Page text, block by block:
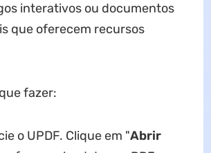
interativos ou documentos
que oferecem recursos
fazer:
o UPDF. Clique em "Abrir